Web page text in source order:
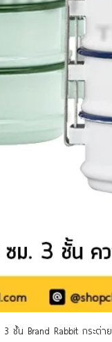
ชั้น Brand Rabbit กระต่าย